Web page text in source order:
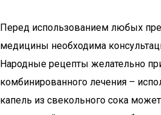
Перед использованием любых
медицины необходима
Народные рецепты желательно
комбинированного лечения –
капель из свекольного сока